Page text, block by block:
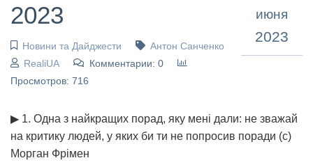
2023
Новини та Дайджести
Антон Санченко
RealiUA
Комментарии: 0
Просмотров: 716
июня
2023
▶ 1. Одна з найкращих порад, яку мені дали: не зважай
на критику людей, у яких би ти не попросив поради (с)
Морган Фрімен